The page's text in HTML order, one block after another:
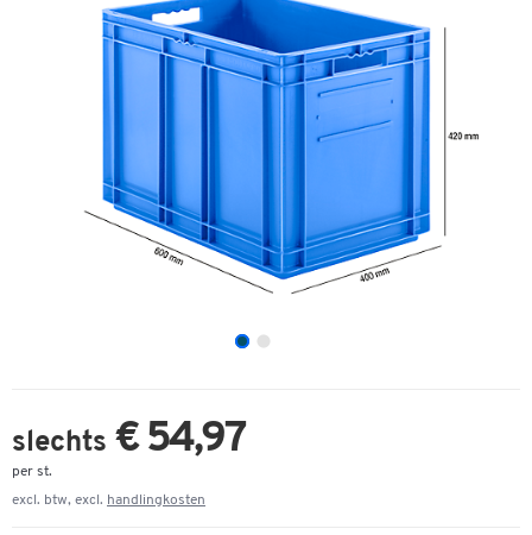
slechts € 54,97
per st.
excl. btw, excl. handlingkosten